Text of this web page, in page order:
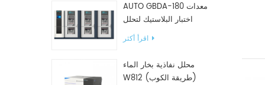
AUTO GBDA-180 معدات
اختبار البلاستيك لتحلل
السماد
اقرأ أكثر
محلل نفاذية بخار الماء
W812 (طريقة الكوب)